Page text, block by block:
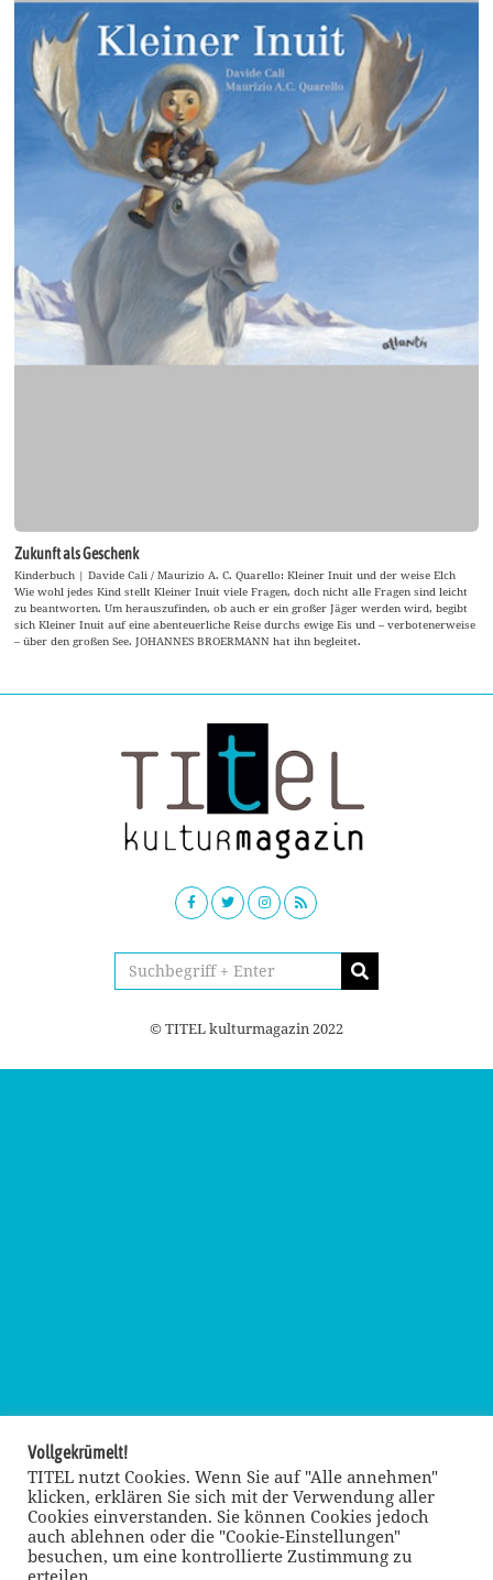
Zukunft als Geschenk
Kinderbuch | Davide Cali / Maurizio A. C. Quarello: Kleiner Inuit und der weise Elch
Wie wohl jedes Kind stellt Kleiner Inuit viele Fragen, doch nicht alle Fragen sind leicht
zu beantworten. Um herauszufinden, ob auch er ein großer Jäger werden wird, begibt
sich Kleiner Inuit auf eine abenteuerliche Reise durchs ewige Eis und – verbotenerweise
– über den großen See. JOHANNES BROERMANN hat ihn begleitet.
© TITEL kulturmagazin 2022
Vollgekrümelt!
TITEL nutzt Cookies. Wenn Sie auf "Alle annehmen"
klicken, erklären Sie sich mit der Verwendung aller
Cookies einverstanden. Sie können Cookies jedoch
auch ablehnen oder die "Cookie-Einstellungen"
besuchen, um eine kontrollierte Zustimmung zu
erteilen.